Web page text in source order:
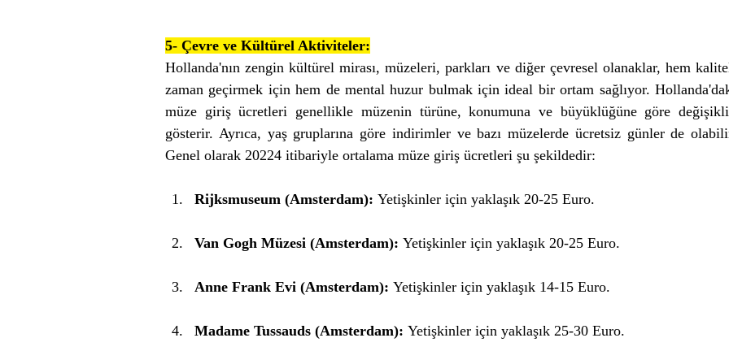
5- Çevre ve Kültürel Aktiviteler:
Hollanda'nın zengin kültürel mirası, müzeleri, parkları ve diğer çevresel olanaklar, hem
zaman geçirmek için hem de mental huzur bulmak için ideal bir ortam sağlıyor.
müze giriş ücretleri genellikle müzenin türüne, konumuna ve büyüklüğüne göre
gösterir. Ayrıca, yaş gruplarına göre indirimler ve bazı müzelerde ücretsiz günler de
Genel olarak 20224 itibariyle ortalama müze giriş ücretleri şu şekildedir:
Rijksmuseum (Amsterdam): Yetişkinler için yaklaşık 20-25 Euro.
Van Gogh Müzesi (Amsterdam): Yetişkinler için yaklaşık 20-25 Euro.
Anne Frank Evi (Amsterdam): Yetişkinler için yaklaşık 14-15 Euro.
Madame Tussauds (Amsterdam): Yetişkinler için yaklaşık 25-30 Euro.